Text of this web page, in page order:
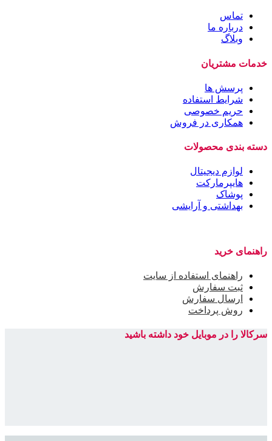
تماس
درباره ما
وبلاگ
خدمات مشتریان
پرسش ها
شرایط استفاده
حریم خصوصی
همکاری در فروش
دسته بندی محصولات
لوازم دیجیتال
هایپرمارکت
پوشاک
بهداشتی و آرایشی
راهنمای خرید
راهنمای استفاده از سایت
ثبت سفارش
ارسال سفارش
روش پرداخت
سرکالا را در موبایل خود داشته باشید